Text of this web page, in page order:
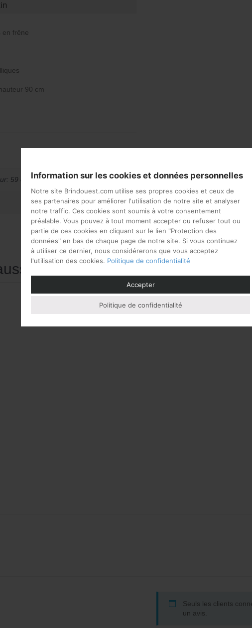
en frêne
90 cm
59 cm Hauteur: 90 cm
Seuls les clients
un avis.
Information sur les cookies et données personnelles
Notre site Brindouest.com utilise ses propres cookies et ceux de
ses partenaires pour améliorer l'utilisation de notre site et analyser
notre traffic. Ces cookies sont soumis à votre consentement
préalable. Vous pouvez à tout moment accepter ou refuser tout ou
partie de ces cookies en cliquant sur le lien "Protection des
données" en bas de chaque page de notre site. Si vous continuez
à utiliser ce dernier, nous considérerons que vous acceptez
l'utilisation des cookies. Politique de confidentialité
Accepter
Politique de confidentialité